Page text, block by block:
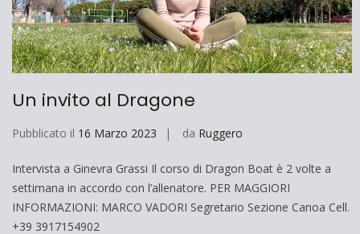
Un invito al Dragone
Pubblicato il 16 Marzo 2023 da Ruggero
Intervista a Ginevra Grassi Il corso di Dragon Boat è 2 volte a
settimana in accordo con l’allenatore. PER MAGGIORI
INFORMAZIONI: MARCO VADORI Segretario Sezione Canoa Cell.
+39 3917154902